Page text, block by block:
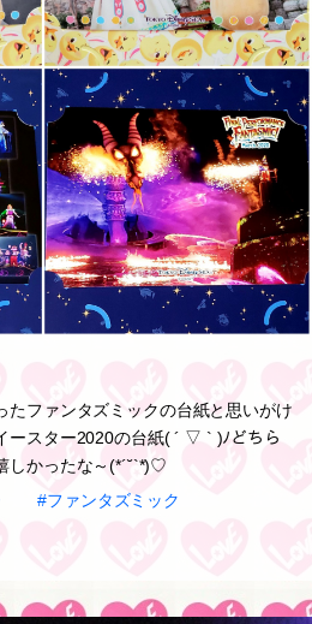
たファンタズミックの台紙と思いがけ
ースター2020の台紙( ´ ▽ ` )ﾉどちら
しかったな～(*´˘`*)♡
#ファンタズミック